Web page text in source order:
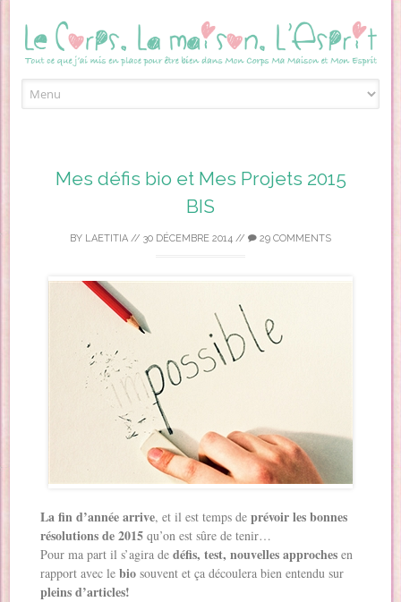
Mes défis bio et Mes Projets 2015
BIS
BY LAETITIA // 30 DÉCEMBRE 2014 // 29 COMMENTS
La fin d’année arrive, et il est temps deprévoir les bonnes
résolutions de 2015 qu’on est sûre de tenir…
Pour ma part il s’agira dedéfis, test, nouvelles approches en
rapport avec le bio souvent et ça découlera bien entendu sur
pleins d’articles!